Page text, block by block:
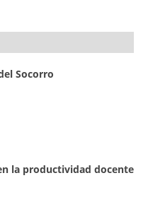
Socorro
la productividad docente